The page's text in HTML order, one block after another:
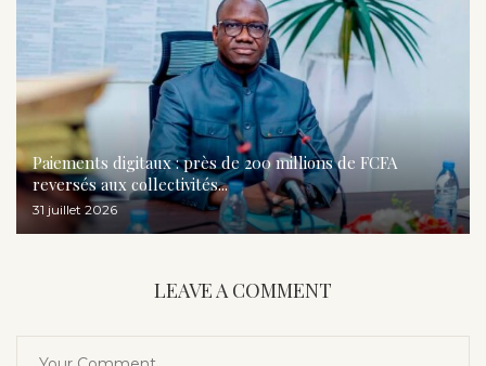
Paiements digitaux : près de 200 millions de FCFA
reversés aux collectivités...
31 juillet 2026
LEAVE A COMMENT